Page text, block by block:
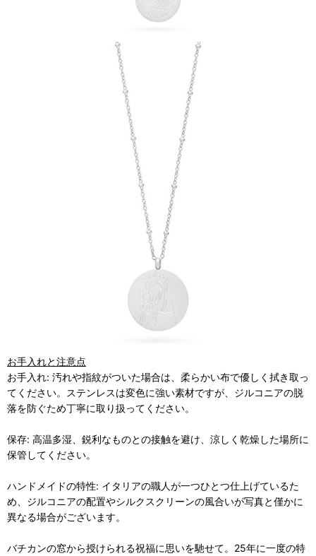
お手入れと注意点
お手入れ: 汚れや指紋がついた場合は、柔らかい布で優しく拭き取っ
てください。ステンレスは変色に強い素材ですが、ジルコニアの脱
落を防ぐため丁寧に取り扱ってください。
保存: 高温多湿、鋭利なものとの接触を避け、涼しく乾燥した場所に
保管してください。
ハンドメイドの特性: イタリアの職人が一つひとつ仕上げているた
め、ジルコニアの配置やシルクスクリーンの風合いが写真と僅かに
異なる場合がございます。
バチカンの窓から授けられる祝福に思いを馳せて。25年に一度の特